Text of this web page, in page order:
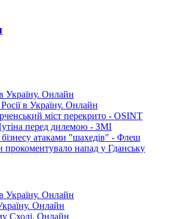
в Україну. Онлайн
міст перекрито - OSINT
перед дилемою - ЗМІ
атаками "шахедів" - Флеш
прокоментувало напад у Гданську
Онлайн